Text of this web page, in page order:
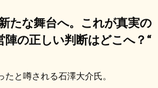
たな舞台へ。これが真実の
の正しい判断はどこへ？ “
と噂される石澤大介氏。